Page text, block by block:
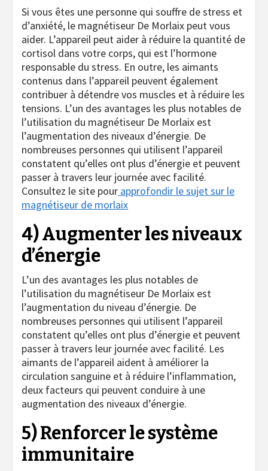
Si vous êtes une personne qui souffre de stress et
d’anxiété, le magnétiseur De Morlaix peut vous
aider. L’appareil peut aider à réduire la quantité de
cortisol dans votre corps, qui est l’hormone
responsable du stress. En outre, les aimants
contenus dans l’appareil peuvent également
contribuer à détendre vos muscles et à réduire les
tensions. L’un des avantages les plus notables de
l’utilisation du magnétiseur De Morlaix est
l’augmentation des niveaux d’énergie. De
nombreuses personnes qui utilisent l’appareil
constatent qu’elles ont plus d’énergie et peuvent
passer à travers leur journée avec facilité.
Consultez le site pour approfondir le sujet sur le
magnétiseur de morlaix
4) Augmenter les niveaux
d’énergie
L’un des avantages les plus notables de
l’utilisation du magnétiseur De Morlaix est
l’augmentation du niveau d’énergie. De
nombreuses personnes qui utilisent l’appareil
constatent qu’elles ont plus d’énergie et peuvent
passer à travers leur journée avec facilité. Les
aimants de l’appareil aident à améliorer la
circulation sanguine et à réduire l’inflammation,
deux facteurs qui peuvent conduire à une
augmentation des niveaux d’énergie.
5) Renforcer le système
immunitaire